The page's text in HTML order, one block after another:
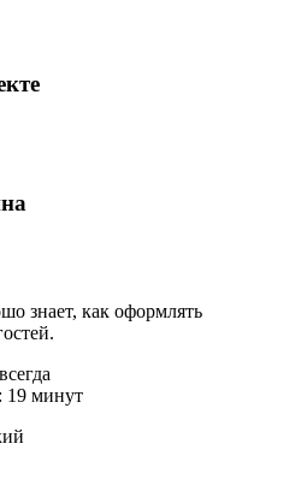
знает, как оформлять
19 минут